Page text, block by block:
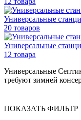
Универсальные
20 товаров
Универсальные
12 товара
Универсальные
требуют зимней
ПОКАЗАТЬ ФИЛЬТР